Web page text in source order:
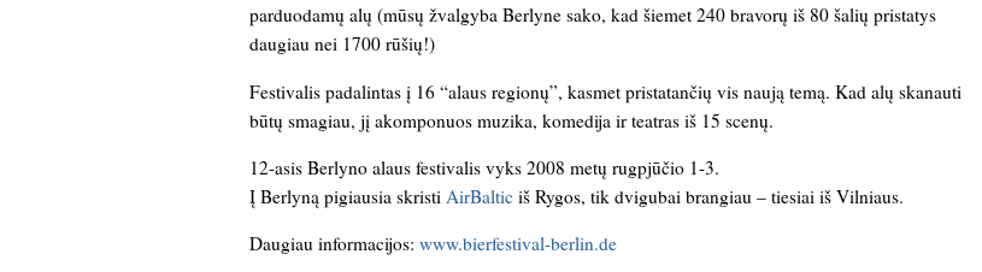
parduodamų alų (mūsų žvalgyba Berlyne sako, kad šiemet 240 bravorų iš 80 šalių pristatys
daugiau nei 1700 rūšių!)
Festivalis padalintas į 16 “alaus regionų”, kasmet pristatančių vis naują temą. Kad alų skanauti
būtų smagiau, jį akomponuos muzika, komedija ir teatras iš 15 scenų.
12-asis Berlyno alaus festivalis vyks 2008 metų rugpjūčio 1-3.
Į Berlyną pigiausia skristi AirBaltic iš Rygos, tik dvigubai brangiau – tiesiai iš Vilniaus.
Daugiau informacijos: www.bierfestival-berlin.de